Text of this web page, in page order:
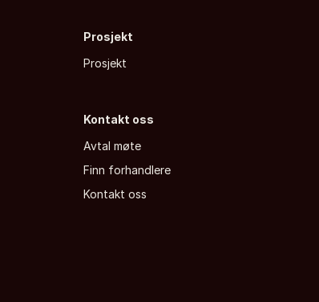
Prosjekt
Prosjekt
Kontakt oss
Avtal møte
Finn forhandlere
Kontakt oss